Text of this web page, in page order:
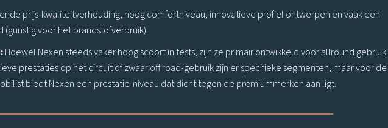
prijs-kwaliteitverhouding, hoog comfortniveau, innovatieve profiel ontwerpen en vaak een
voor het brandstofverbruik).
Hoewel Nexen steeds vaker hoog scoort in tests, zijn ze primair ontwikkeld voor allround gebruik.
prestaties op het circuit of zwaar off road-gebruik zijn er specifieke segmenten, maar voor de
biedt Nexen een prestatie-niveau dat dicht tegen de premiummerken aan ligt.